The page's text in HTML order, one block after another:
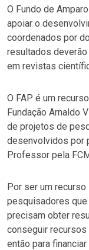
O Fundo de
apoiar o
coordenados por
resultados
em revistas
O FAP é um
Fundação Arnaldo
de projetos de
desenvolvidos por
Professor pela
Por ser um
pesquisadores
precisam obter
conseguir
então para